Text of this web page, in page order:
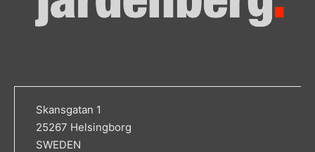
Skansgatan 1
25267 Helsingborg
SWEDEN